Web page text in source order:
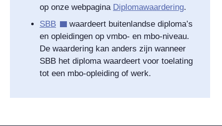
op onze webpagina Diplomawaardering.
SBB
waardeert buitenlandse diploma’s
en opleidingen op vmbo- en mbo-niveau.
De waardering kan anders zijn wanneer
SBB het diploma waardeert voor toelating
tot een mbo-opleiding of werk.